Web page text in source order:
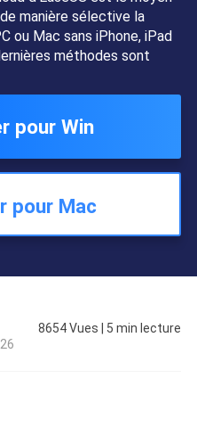
manière sélective la
ou Mac sans iPhone, iPad
méthodes sont
pour Win
pour Mac
8654Vues 5 min lecture